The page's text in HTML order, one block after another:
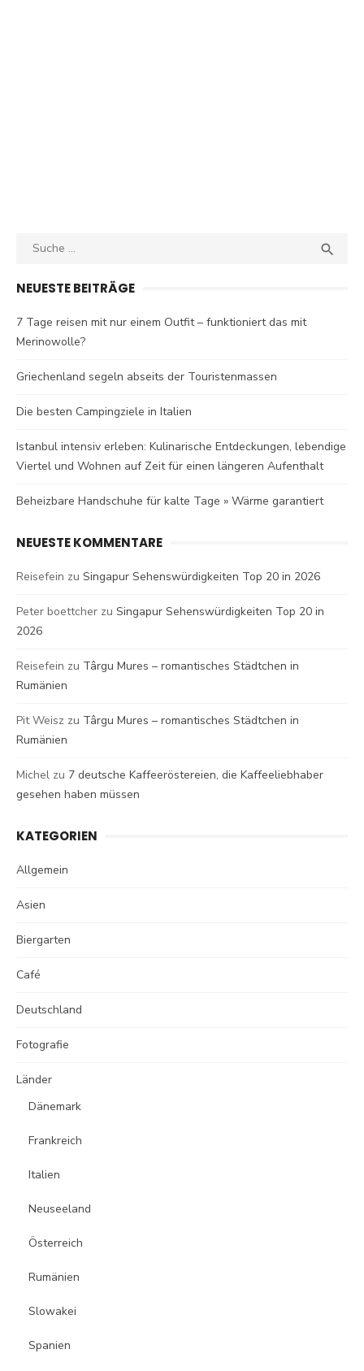
Search

NEUESTE BEITRÄGE
7 Tage reisen mit nur einem Outfit – funktioniert das mit
Merinowolle?
Griechenland segeln abseits der Touristenmassen
Die besten Campingziele in Italien
Istanbul intensiv erleben: Kulinarische Entdeckungen, lebendige
Viertel und Wohnen auf Zeit für einen längeren Aufenthalt
Beheizbare Handschuhe für kalte Tage » Wärme garantiert
NEUESTE KOMMENTARE
Reisefein zu Singapur Sehenswürdigkeiten Top 20 in 2026
Peter boettcher zu Singapur Sehenswürdigkeiten Top 20 in
2026
Reisefein zu Târgu Mures – romantisches Städtchen in
Rumänien
Pit Weisz zu Târgu Mures – romantisches Städtchen in
Rumänien
Michel zu 7 deutsche Kaffeeröstereien, die Kaffeeliebhaber
gesehen haben müssen
KATEGORIEN
Allgemein
Asien
Biergarten
Café
Deutschland
Fotografie
Länder
Dänemark
Frankreich
Italien
Neuseeland
Österreich
Rumänien
Slowakei
Spanien